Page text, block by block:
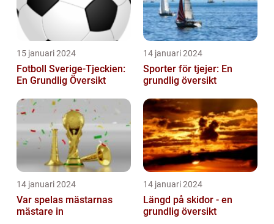
15 januari 2024
Fotboll Sverige-Tjeckien:
En Grundlig Översikt
14 januari 2024
Sporter för tjejer: En
grundlig översikt
14 januari 2024
Var spelas mästarnas
mästare in
14 januari 2024
Längd på skidor - en
grundlig översikt